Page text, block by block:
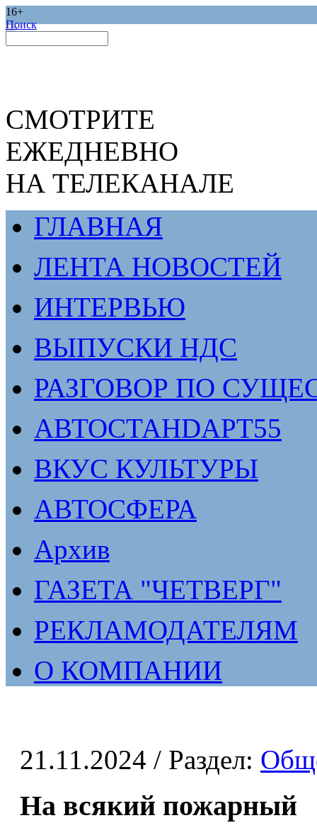
16+
Поиск
СМОТРИТЕ
ЕЖЕДНЕВНО
НА ТЕЛЕКАНАЛЕ
ГЛАВНАЯ
ЛЕНТА НОВОСТЕЙ
ИНТЕРВЬЮ
ВЫПУСКИ НДС
РАЗГОВОР ПО
АВТОСТАНDАРТ55
ВКУС КУЛЬТУРЫ
АВТОСФЕРА
Архив
ГАЗЕТА "ЧЕТВЕРГ"
РЕКЛАМОДАТЕЛЯМ
О КОМПАНИИ
21.11.2024 / Раздел:
На всякий пожарный